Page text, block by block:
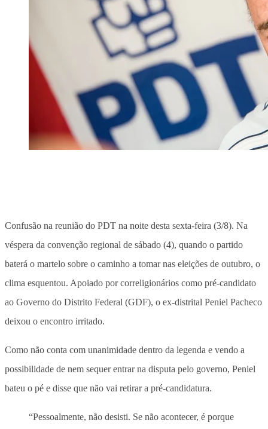
Confusão na reunião do PDT na noite desta sexta-feira (3/8). Na
véspera da convenção regional de sábado (4), quando o partido
baterá o martelo sobre o caminho a tomar nas eleições de outubro, o
clima esquentou. Apoiado por correligionários como pré-candidato
ao Governo do Distrito Federal (GDF), o ex-distrital Peniel Pacheco
deixou o encontro irritado.
Como não conta com unanimidade dentro da legenda e vendo a
possibilidade de nem sequer entrar na disputa pelo governo, Peniel
bateu o pé e disse que não vai retirar a pré-candidatura.
“Pessoalmente, não desisti. Se não acontecer, é porque